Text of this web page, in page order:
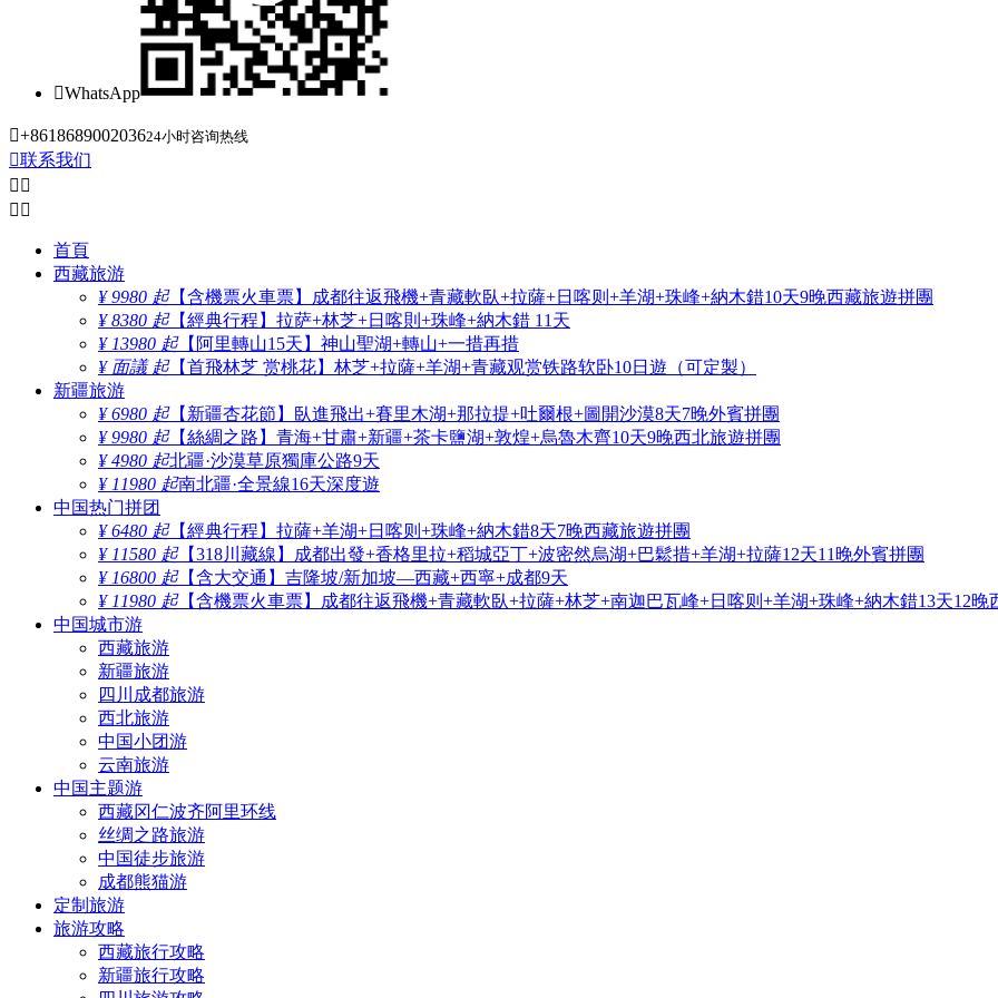
WhatsApp
+861868900203624小时咨询热线
联系我们
 
 
首頁
西藏旅游
¥ 9980 起【含機票火車票】成都往返飛機+青藏軟臥+拉薩+日喀则+羊湖+珠峰+納木錯10天9晚西藏旅遊拼團
¥ 8380 起【經典行程】拉萨+林芝+日喀則+珠峰+納木錯 11天
¥ 13980 起【阿里轉山15天】神山聖湖+轉山+一措再措
¥ 面議 起【首飛林芝 赏桃花】林芝+拉薩+羊湖+青藏观赏铁路软卧10日遊（可定製）
新疆旅游
¥ 6980 起【新疆杏花節】臥進飛出+賽里木湖+那拉提+吐爾根+圖開沙漠8天7晚外賓拼團
¥ 9980 起【絲綢之路】青海+甘肅+新疆+茶卡鹽湖+敦煌+烏魯木齊10天9晚西北旅遊拼團
¥ 4980 起北疆·沙漠草原獨庫公路9天
¥ 11980 起南北疆·全景線16天深度遊
中国热门拼团
¥ 6480 起【經典行程】拉薩+羊湖+日喀则+珠峰+納木錯8天7晚西藏旅遊拼團
¥ 11580 起【318川藏線】成都出發+香格里拉+稻城亞丁+波密然烏湖+巴鬆措+羊湖+拉薩12天11晚外賓拼團
¥ 16800 起【含大交通】吉隆坡/新加坡—西藏+西寧+成都9天
¥ 11980 起【含機票火車票】成都往返飛機+青藏軟臥+拉薩+林芝+南迦巴瓦峰+日喀则+羊湖+珠峰+納木錯13天12晚
中国城市游
西藏旅游
新疆旅游
四川成都旅游
西北旅游
中国小团游
云南旅游
中国主题游
西藏冈仁波齐阿里环线
丝绸之路旅游
中国徒步旅游
成都熊猫游
定制旅游
旅游攻略
西藏旅行攻略
新疆旅行攻略